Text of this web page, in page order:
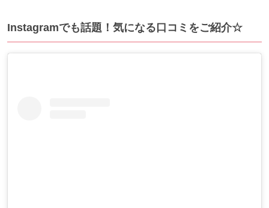
Instagramでも話題！気になる口コミをご紹介☆